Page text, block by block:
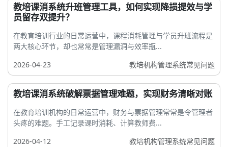
教培课消系统升班管理工具，如何实现降损提效与学
员留存双提升？
在教育培训行业的日常运营中，课程消耗管理与学员升班流程是
两大核心环节，却也常常是管理漏洞与效率瓶...
2026-04-23
教培机构管理系统常见问题
教培课消系统破解票据管理难题，实现财务清晰对账
在教育培训机构的日常运营中，财务与票据管理常常是令管理者
头疼的难题。手工记录课时消耗、计算教师费...
2026-04-12
教培机构管理系统常见问题